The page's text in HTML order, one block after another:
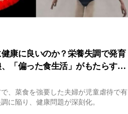
康に良いのか？栄養失調で発育
「偏った食生活」がもたらす危
、菜食を強要した夫婦が児童虐待で有
に陥り、健康問題が深刻化。